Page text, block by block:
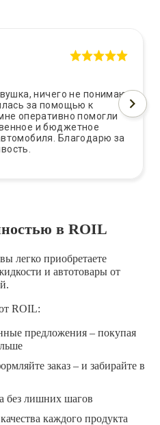
ничего не понимаю
за помощью к
оперативно помогли
и бюджетное
Благодарю за
в ROIL
легко приобретаете
и автотовары от
ROIL:
предложения – покупая
заказ – и забирайте в
без лишних шагов
каждого продукта